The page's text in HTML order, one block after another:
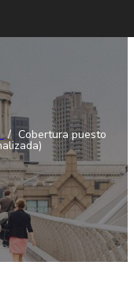
/ Cobertura puesto